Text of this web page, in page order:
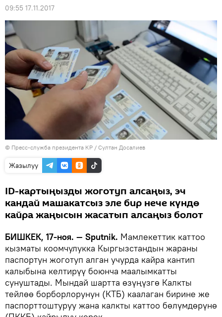
09:55 17.11.2017
© Пресс-служба президента КР / Султан Досалиев
Жазылуу
ID-картыңызды жоготуп алсаңыз, эч
кандай машакатсыз эле бир нече күндө
кайра жаңысын жасатып алсаңыз болот
БИШКЕК, 17-ноя. — Sputnik. Мамлекеттик каттоо
кызматы коомчулукка Кыргызстандын жараны
паспортун жоготуп алган учурда кайра кантип
калыбына келтирүү боюнча маалымкатты
сунуштады. Мындай шартта өзүңүзгө Калкты
тейлөө борборлорунун (КТБ) каалаган бирине же
паспорттоштуруу жана калкты каттоо бөлүмдөрүнө